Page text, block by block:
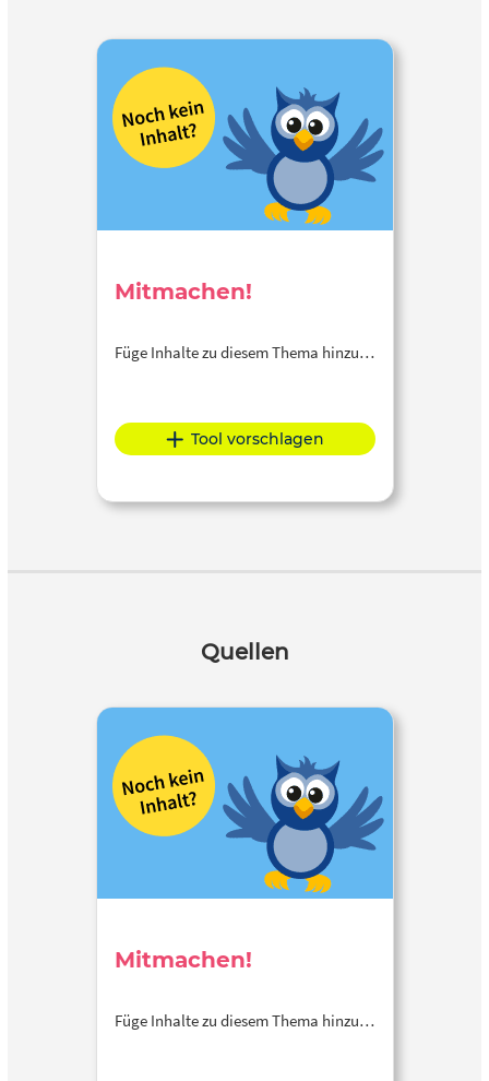
Mitmachen!
Füge Inhalte zu diesem Thema hinzu…
Tool vorschlagen
Quellen
Mitmachen!
Füge Inhalte zu diesem Thema hinzu…